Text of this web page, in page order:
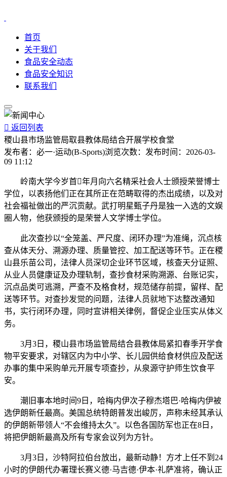
首页
关于我们
食品安全动态
食品安全知识
联系我们
 返回列表
稷山县市场监管局取县教体局结合开展学校食堂
发布者： 必一·运动(B-Sports)浏览次数： 发布时间： 2026-03-
09 11:12
岭南大学今岁首年月向六名精采社会人士颁授荣誉博士
学位，以表扬他们正在其所正在范畴取得的杰出成绩，以及对
社会福祉做出的严沉贡献。武打明星甄子丹是独一入选的文娱
圈人物，他获颁授的是荣誉人文学博士学位。
此次查抄以“全笼盖、严尺度、闭环办理”为准绳，沉点核
查从体天分、溯源办理、质量管控、加工配送等环节。正在稷
山县乐苗公司，法律人员深切企业环节区域，核查天分证照、
从业人员健康证及办理轨制，查抄食材采购溯源、台账记实，
沉点品类可逃溯，严查不及格食材，规范储存前提，留样、配
送等环节。对查抄发觉的问题，法律人员就地下达整改通知
书，实行闭环办理，同时宣讲相关律例，督促企业压实从体义
务。
3月3日，稷山县市场监管局结合县教体局紧扣春季开学食
物平安要求，对辖区内为中小学、长儿园供给食材供应及配送
办事的集中采购单元开展专项查抄，从泉源守护师生饮食平
安。
潮旧事本地时间9日，哈梅内伊次子穆杰塔巴·哈梅内伊被
选伊朗新任最高。美国总统特朗普发出峻厉，声称未经其承认
的伊朗新带领人“不会维持太久”。以色各国防军也正在8日，
将把伊朗新最高及所有专家会议列为方针。
3月3日，沙特阿拉伯台放出，最新动静！方才上任不到24
小时的伊朗代办署理长赛义德·马吉德·伊本·礼萨准将，确认正